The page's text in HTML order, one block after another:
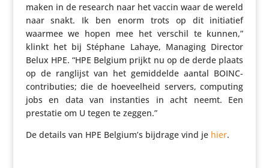
maken in de research naar het vaccin waar de wereld
naar snakt. Ik ben enorm trots op dit initi­a­tief
waarmee we hopen mee het verschil te kunnen,”
klinkt het bij Stéphane Lahaye, Managing Director
Belux HPE. “HPE Belgium prijkt nu op de derde plaats
op de ranglijst van het gemid­delde aantal BOINC-
contri­bu­ties; die de hoeveel­heid servers, computing
jobs en data van instan­ties in acht neemt. Een
prestatie om U tegen te zeggen.”
De details van HPE Belgium’s bijdrage vind je hier.